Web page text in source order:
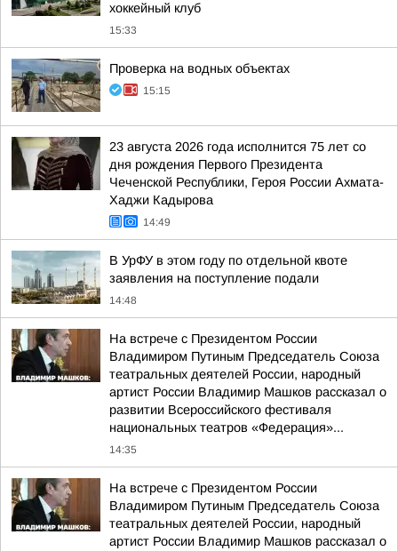
хоккейный клуб
15:33
Проверка на водных объектах
15:15
23 августа 2026 года исполнится 75 лет со
дня рождения Первого Президента
Чеченской Республики, Героя России Ахмата-
Хаджи Кадырова
14:49
В УрФУ в этом году по отдельной квоте
заявления на поступление подали
14:48
На встрече с Президентом России
Владимиром Путиным Председатель Союза
театральных деятелей России, народный
артист России Владимир Машков рассказал о
развитии Всероссийского фестиваля
национальных театров «Федерация»...
14:35
На встрече с Президентом России
Владимиром Путиным Председатель Союза
театральных деятелей России, народный
артист России Владимир Машков рассказал о